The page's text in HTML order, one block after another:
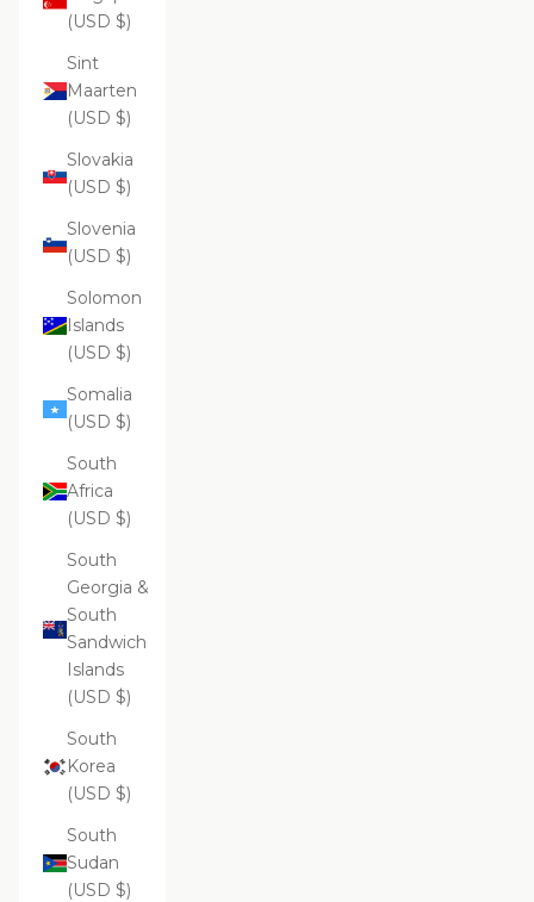
(USD $)
Sint
Maarten
(USD $)
Slovakia
(USD $)
Slovenia
(USD $)
Solomon
Islands
(USD $)
Somalia
(USD $)
South
Africa
(USD $)
South
Georgia &
South
Sandwich
Islands
(USD $)
South
Korea
(USD $)
South
Sudan
(USD $)